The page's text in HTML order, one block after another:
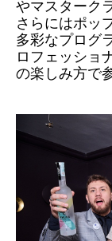
やマスターク
さらにはポッ
多彩なプログ
ロフェッショ
の楽しみ方で